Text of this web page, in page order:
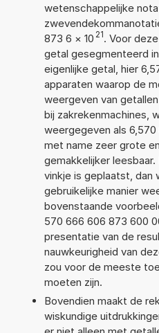
wetenschappelijke
873 6 × 10 21. Voor
getal gesegmenteerd
eigenlijke getal, hier
apparaten waarop de
weergeven van
bij zakrekenmachines,
weergegeven als
met name zeer grote
gemakkelijker
vinkje is geplaatst,
gebruikelijke manier
bovenstaande
570 666 606 873 600
presentatie van de
nauwkeurigheid van
zou voor de meeste
moeten zijn.
Bovendien maakt de
wiskundige